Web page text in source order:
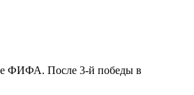
ФИФА. После 3-й победы в